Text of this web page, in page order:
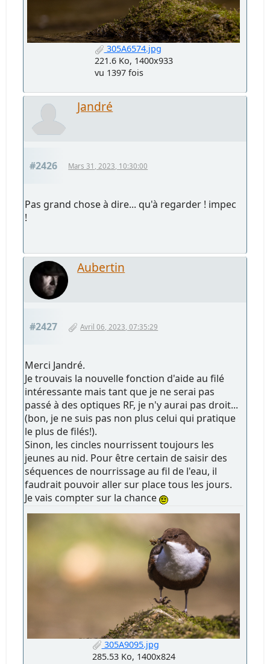
305A6574.jpg
221.6 Ko, 1400x933
vu 1397 fois
Jandré
#2426 Mars 31, 2023, 10:30:00
Pas grand chose à dire... qu'à regarder ! impec
!
Aubertin
#2427 Avril 06, 2023, 07:35:29
Merci Jandré.
Je trouvais la nouvelle fonction d'aide au filé
intéressante mais tant que je ne serai pas
passé à des optiques RF, je n'y aurai pas droit...
(bon, je ne suis pas non plus celui qui pratique
le plus de filés!).
Sinon, les cincles nourrissent toujours les
jeunes au nid. Pour être certain de saisir des
séquences de nourrissage au fil de l'eau, il
faudrait pouvoir aller sur place tous les jours.
Je vais compter sur la chance
305A9095.jpg
285.53 Ko, 1400x824